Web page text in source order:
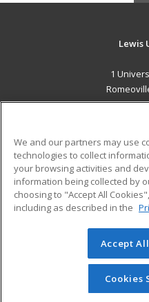
Lewis
1
Military
Financial Assistance
Help
© 2026 ed2go, a division
reserved. The material on
redistributed unless
permission from
We and our partners may use
technologies to collect
your browsing activities and
information being collected by
choosing to "Accept All
including as described in the
Accept
Cookies